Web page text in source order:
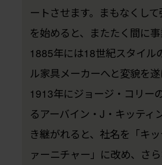
ートさせます。まもなくし
を始めると、またたく間に事
1885年には18世紀スタイル
ル家具メーカーへと変貌を遂
1913年にジョージ・コリー
るアーバイン・J・キッティ
き継がれると、社名を「キ
ァーニチャー」に改め、さ